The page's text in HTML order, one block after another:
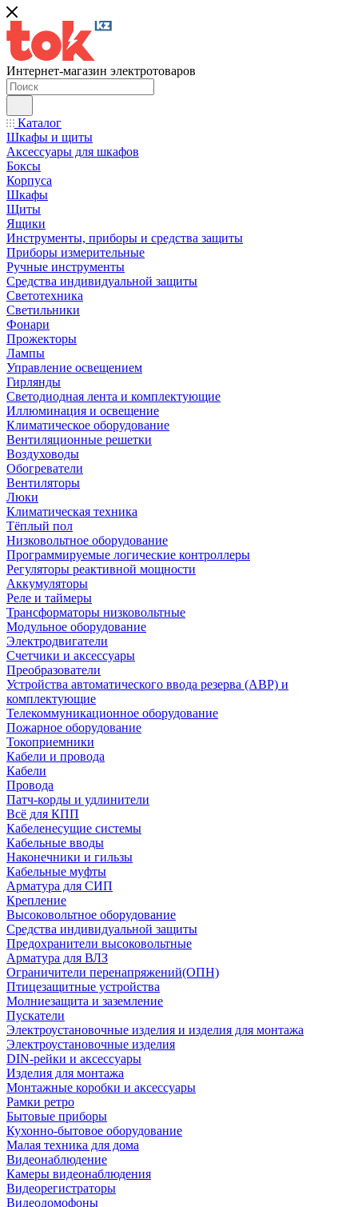
Интернет-магазин электротоваров
Каталог
Шкафы и щиты
Аксессуары для шкафов
Боксы
Корпуса
Шкафы
Щиты
Ящики
Инструменты, приборы и средства защиты
Приборы измерительные
Ручные инструменты
Средства индивидуальной защиты
Светотехника
Светильники
Фонари
Прожекторы
Лампы
Управление освещением
Гирлянды
Светодиодная лента и комплектующие
Иллюминация и освещение
Климатическое оборудование
Вентиляционные решетки
Воздуховоды
Обогреватели
Вентиляторы
Люки
Климатическая техника
Тёплый пол
Низковольтное оборудование
Программируемые логические контроллеры
Регуляторы реактивной мощности
Аккумуляторы
Реле и таймеры
Трансформаторы низковольтные
Модульное оборудование
Электродвигатели
Счетчики и аксессуары
Преобразователи
Устройства автоматического ввода резерва (АВР) и
комплектующие
Телекоммуникационное оборудование
Пожарное оборудование
Токоприемники
Кабели и провода
Кабели
Провода
Патч-корды и удлинители
Всё для КПП
Кабеленесущие системы
Кабельные вводы
Наконечники и гильзы
Кабельные муфты
Арматура для СИП
Крепление
Высоковольтное оборудование
Средства индивидуальной защиты
Предохранители высоковольтные
Арматура для ВЛЗ
Ограничители перенапряжений(ОПН)
Птицезащитные устройства
Молниезащита и заземление
Пускатели
Электроустановочные изделия и изделия для монтажа
Электроустановочные изделия
DIN-рейки и аксессуары
Изделия для монтажа
Монтажные коробки и аксессуары
Рамки ретро
Бытовые приборы
Кухонно-бытовое оборудование
Малая техника для дома
Видеонаблюдение
Камеры видеонаблюдения
Видеорегистраторы
Видеодомофоны